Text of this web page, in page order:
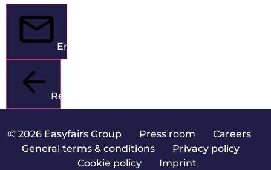
Envoyer
Retour
© 2026 Easyfairs Group| Press room Careers|
General terms & conditions| Privacy policy|
Cookie policy| Imprint